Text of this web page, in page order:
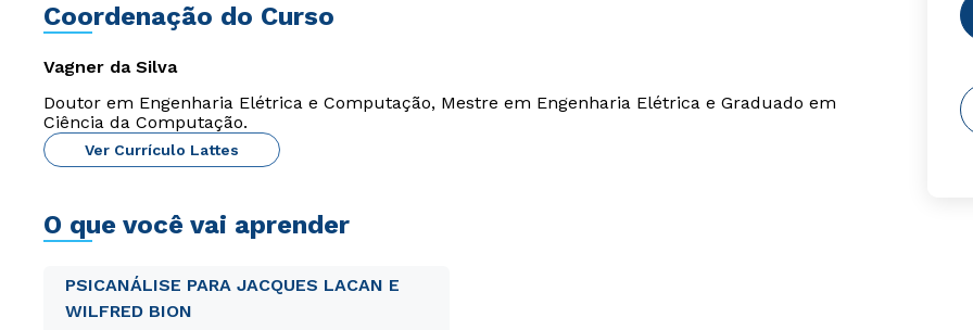
Coordenação do Curso
Vagner da Silva
Doutor em Engenharia Elétrica e Computação, Mestre em Engenharia Elétrica e Graduado em
Ciência da Computação.
Ver Currículo Lattes
O que você vai aprender
PSICANÁLISE PARA JACQUES LACAN E
WILFRED BION